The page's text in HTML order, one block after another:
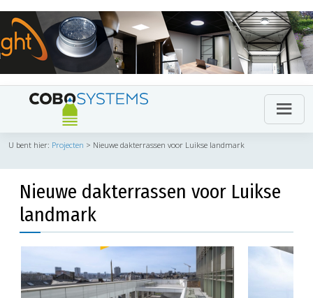
U bent hier: Projecten > Nieuwe dakterrassen voor Luikse landmark
Nieuwe dakterrassen voor Luikse
landmark